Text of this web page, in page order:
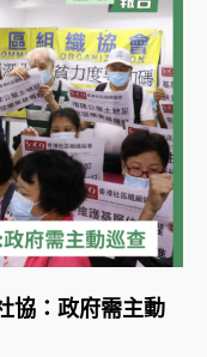
協：政府需主動